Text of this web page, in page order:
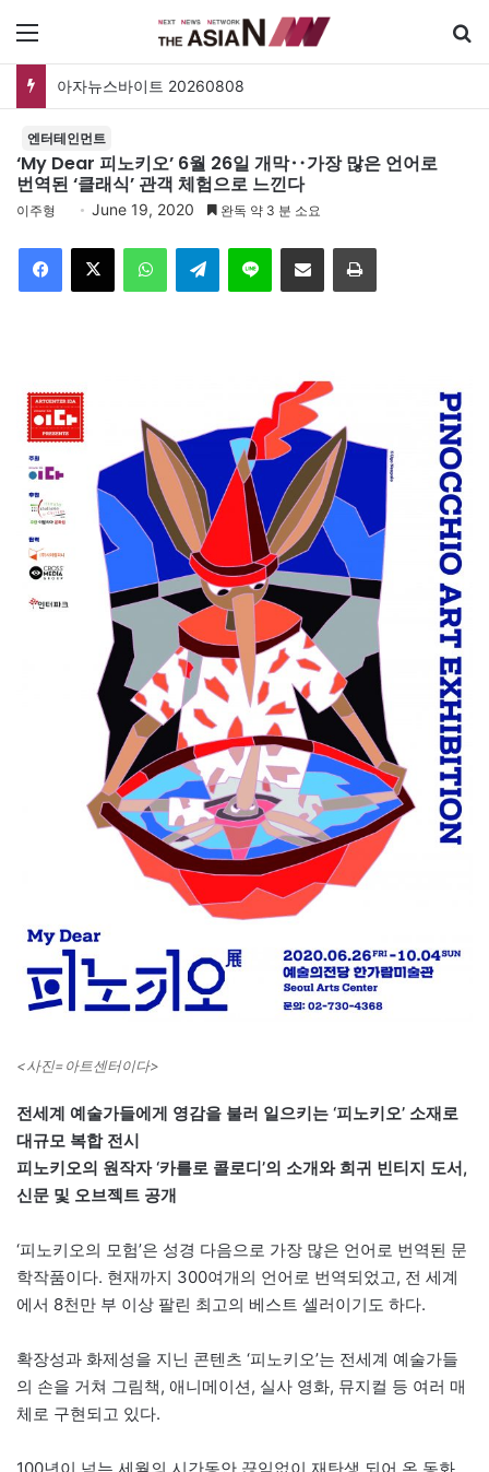
아자뉴스바이트 20260808
엔터테인먼트
‘My Dear 피노키오’ 6월 26일 개막‥가장 많은 언어로
번역된 ‘클래식’ 관객 체험으로 느낀다
이주형 June 19, 2020 완독 약 3 분 소요
Telegram 이메일
<사진=아트센터이다>
전세계 예술가들에게 영감을 불러 일으키는 ‘피노키오’ 소재로
대규모 복합 전시
피노키오의 원작자 ‘카를로 콜로디’의 소개와 희귀 빈티지 도서,
신문 및 오브젝트 공개
‘피노키오의 모험’은 성경 다음으로 가장 많은 언어로 번역된 문
학작품이다. 현재까지 300여개의 언어로 번역되었고, 전 세계
에서 8천만 부 이상 팔린 최고의 베스트 셀러이기도 하다.
확장성과 화제성을 지닌 콘텐츠 ‘피노키오’는 전세계 예술가들
의 손을 거쳐 그림책, 애니메이션, 실사 영화, 뮤지컬 등 여러 매
체로 구현되고 있다.